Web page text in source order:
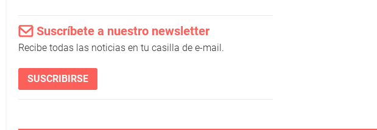
Suscríbete a nuestro newsletter
Recibe todas las noticias en tu casilla de e-mail.
SUSCRIBIRSE